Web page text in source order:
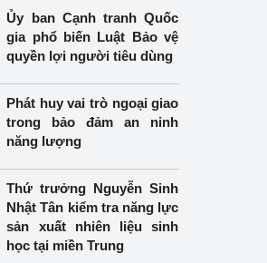
Ủy ban Cạnh tranh Quốc
gia phổ biến Luật Bảo vệ
quyền lợi người tiêu dùng
Phát huy vai trò ngoại giao
trong bảo đảm an ninh
năng lượng
Thứ trưởng Nguyễn Sinh
Nhật Tân kiểm tra năng lực
sản xuất nhiên liệu sinh
học tại miền Trung